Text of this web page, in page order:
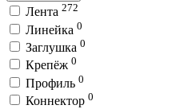
Лента 272
Линейка 0
Заглушка 0
Крепёж 0
Профиль 0
Коннектор 0